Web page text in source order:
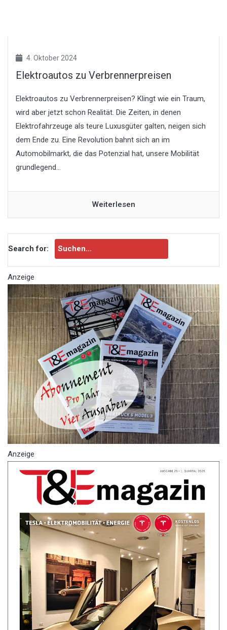
4. Oktober 2024
Elektroautos zu Verbrennerpreisen
Elektroautos zu Verbrennerpreisen? Klingt wie ein Traum,
wird aber jetzt schon Realität. Die Zeiten, in denen
Elektrofahrzeuge als teure Luxusgüter galten, neigen sich
dem Ende zu. Eine Revolution bahnt sich an im
Automobilmarkt, die das Potenzial hat, unsere Mobilität
grundlegend...
Weiterlesen
Search for:
Anzeige
Anzeige